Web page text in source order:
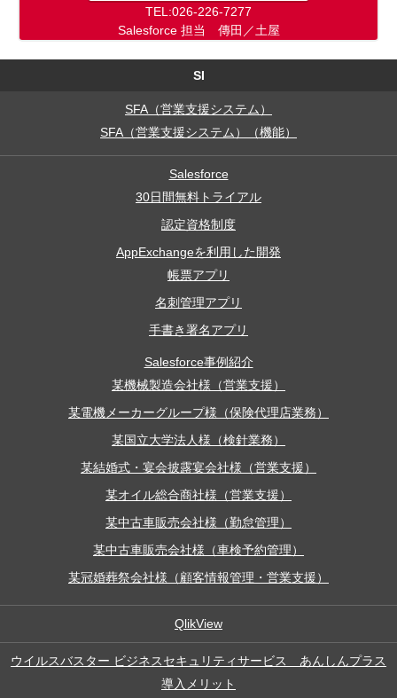
TEL:026-226-7277
Salesforce 担当 傳田／土屋
SI
SFA（営業支援システム）
SFA（営業支援システム）（機能）
Salesforce
30日間無料トライアル
認定資格制度
AppExchangeを利用した開発
帳票アプリ
名刺管理アプリ
手書き署名アプリ
Salesforce事例紹介
某機械製造会社様（営業支援）
某電機メーカーグループ様（保険代理店業務）
某国立大学法人様（検針業務）
某結婚式・宴会披露宴会社様（営業支援）
某オイル総合商社様（営業支援）
某中古車販売会社様（勤怠管理）
某中古車販売会社様（車検予約管理）
某冠婚葬祭会社様（顧客情報管理・営業支援）
QlikView
ウイルスバスター ビジネスセキュリティサービス あんしんプラス
導入メリット